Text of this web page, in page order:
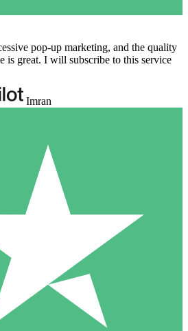
pop-up marketing, and the quality
is great. I will subscribe to this service
Imran